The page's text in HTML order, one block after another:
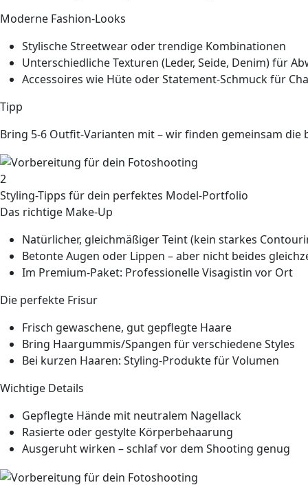
Moderne Fashion-Looks
Stylische Streetwear oder trendige Kombinationen
Unterschiedliche Texturen (Leder, Seide, Denim) für
Accessoires wie Hüte oder Statement-Schmuck für
Tipp
Bring 5-6 Outfit-Varianten mit – wir finden gemeinsam die
2
Styling-Tipps für dein perfektes Model-Portfolio
Das richtige Make-Up
Natürlicher, gleichmäßiger Teint (kein starkes
Betonte Augen oder Lippen – aber nicht beides
Im Premium-Paket: Professionelle Visagistin vor Ort
Die perfekte Frisur
Frisch gewaschene, gut gepflegte Haare
Bring Haargummis/Spangen für verschiedene Styles
Bei kurzen Haaren: Styling-Produkte für Volumen
Wichtige Details
Gepflegte Hände mit neutralem Nagellack
Rasierte oder gestylte Körperbehaarung
Ausgeruht wirken – schlaf vor dem Shooting genug